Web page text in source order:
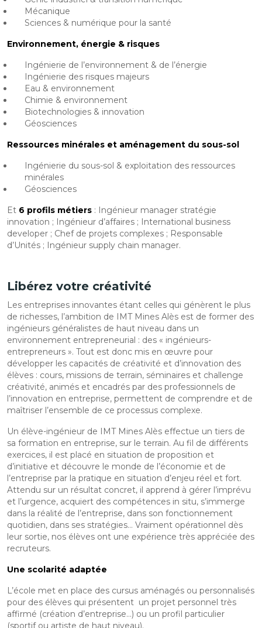
Mécanique
Sciences & numérique pour la santé
Environnement, énergie & risques
Ingénierie de l’environnement & de l’énergie
Ingénierie des risques majeurs
Eau & environnement
Chimie & environnement
Biotechnologies & innovation
Géosciences
Ressources minérales et aménagement du sous-sol
Ingénierie du sous-sol & exploitation des ressources
minérales
Géosciences
Et 6 profils métiers : Ingénieur manager stratégie
innovation ; Ingénieur d’affaires ; International business
developer ; Chef de projets complexes ; Responsable
d’Unités ; Ingénieur supply chain manager.
Libérez votre créativité
Les entreprises innovantes étant celles qui génèrent le plus
de richesses, l’ambition de IMT Mines Alès est de former des
ingénieurs généralistes de haut niveau dans un
environnement entrepreneurial : des « ingénieurs-
entrepreneurs ». Tout est donc mis en œuvre pour
développer les capacités de créativité et d’innovation des
élèves : cours, missions de terrain, séminaires et challenge
créativité, animés et encadrés par des professionnels de
l’innovation en entreprise, permettent de comprendre et de
maîtriser l’ensemble de ce processus complexe.
Un élève-ingénieur de IMT Mines Alès effectue un tiers de
sa formation en entreprise, sur le terrain. Au fil de différents
exercices, il est placé en situation de proposition et
d’initiative et découvre le monde de l’économie et de
l’entreprise par la pratique en situation d’enjeu réel et fort.
Attendu sur un résultat concret, il apprend à gérer l’imprévu
et l’urgence, acquiert des compétences in situ, s’immerge
dans la réalité de l’entreprise, dans son fonctionnement
quotidien, dans ses stratégies… Vraiment opérationnel dès
leur sortie, nos élèves ont une expérience très appréciée des
recruteurs.
Une scolarité adaptée
L’école met en place des cursus aménagés ou personnalisés
pour des élèves qui présentent un projet personnel très
affirmé (création d’entreprise…) ou un profil particulier
(sportif ou artiste de haut niveau).